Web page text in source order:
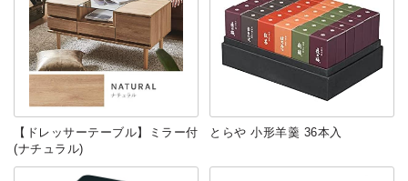
【ドレッサーテーブル】ミラー付
(ナチュラル)
とらや 小形羊羹 36本入